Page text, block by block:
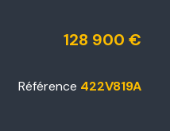
128 900 €
Référence 422V819A